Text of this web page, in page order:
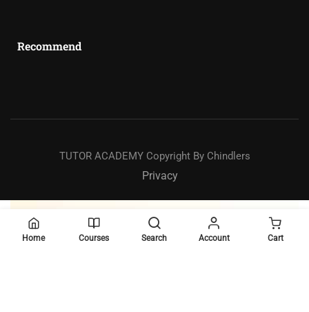
Recommend
TUTOR ACADEMY Copyright By Chindlers
Privacy
Home Courses Search Account Cart